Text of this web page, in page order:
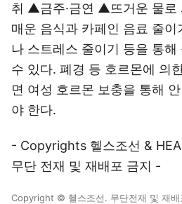
취 ▲금주·금연 ▲뜨거운 물로
매운 음식과 카페인 음료 줄
나 스트레스 줄이기 등을 통해
수 있다. 폐경 등 호르몬에 의
면 여성 호르몬 보충을 통해
야 한다.
- Copyrights 헬스조선 &
무단 전재 및 재배포 금지 -
Copyright © 헬스조선. 무단전재 및 재배